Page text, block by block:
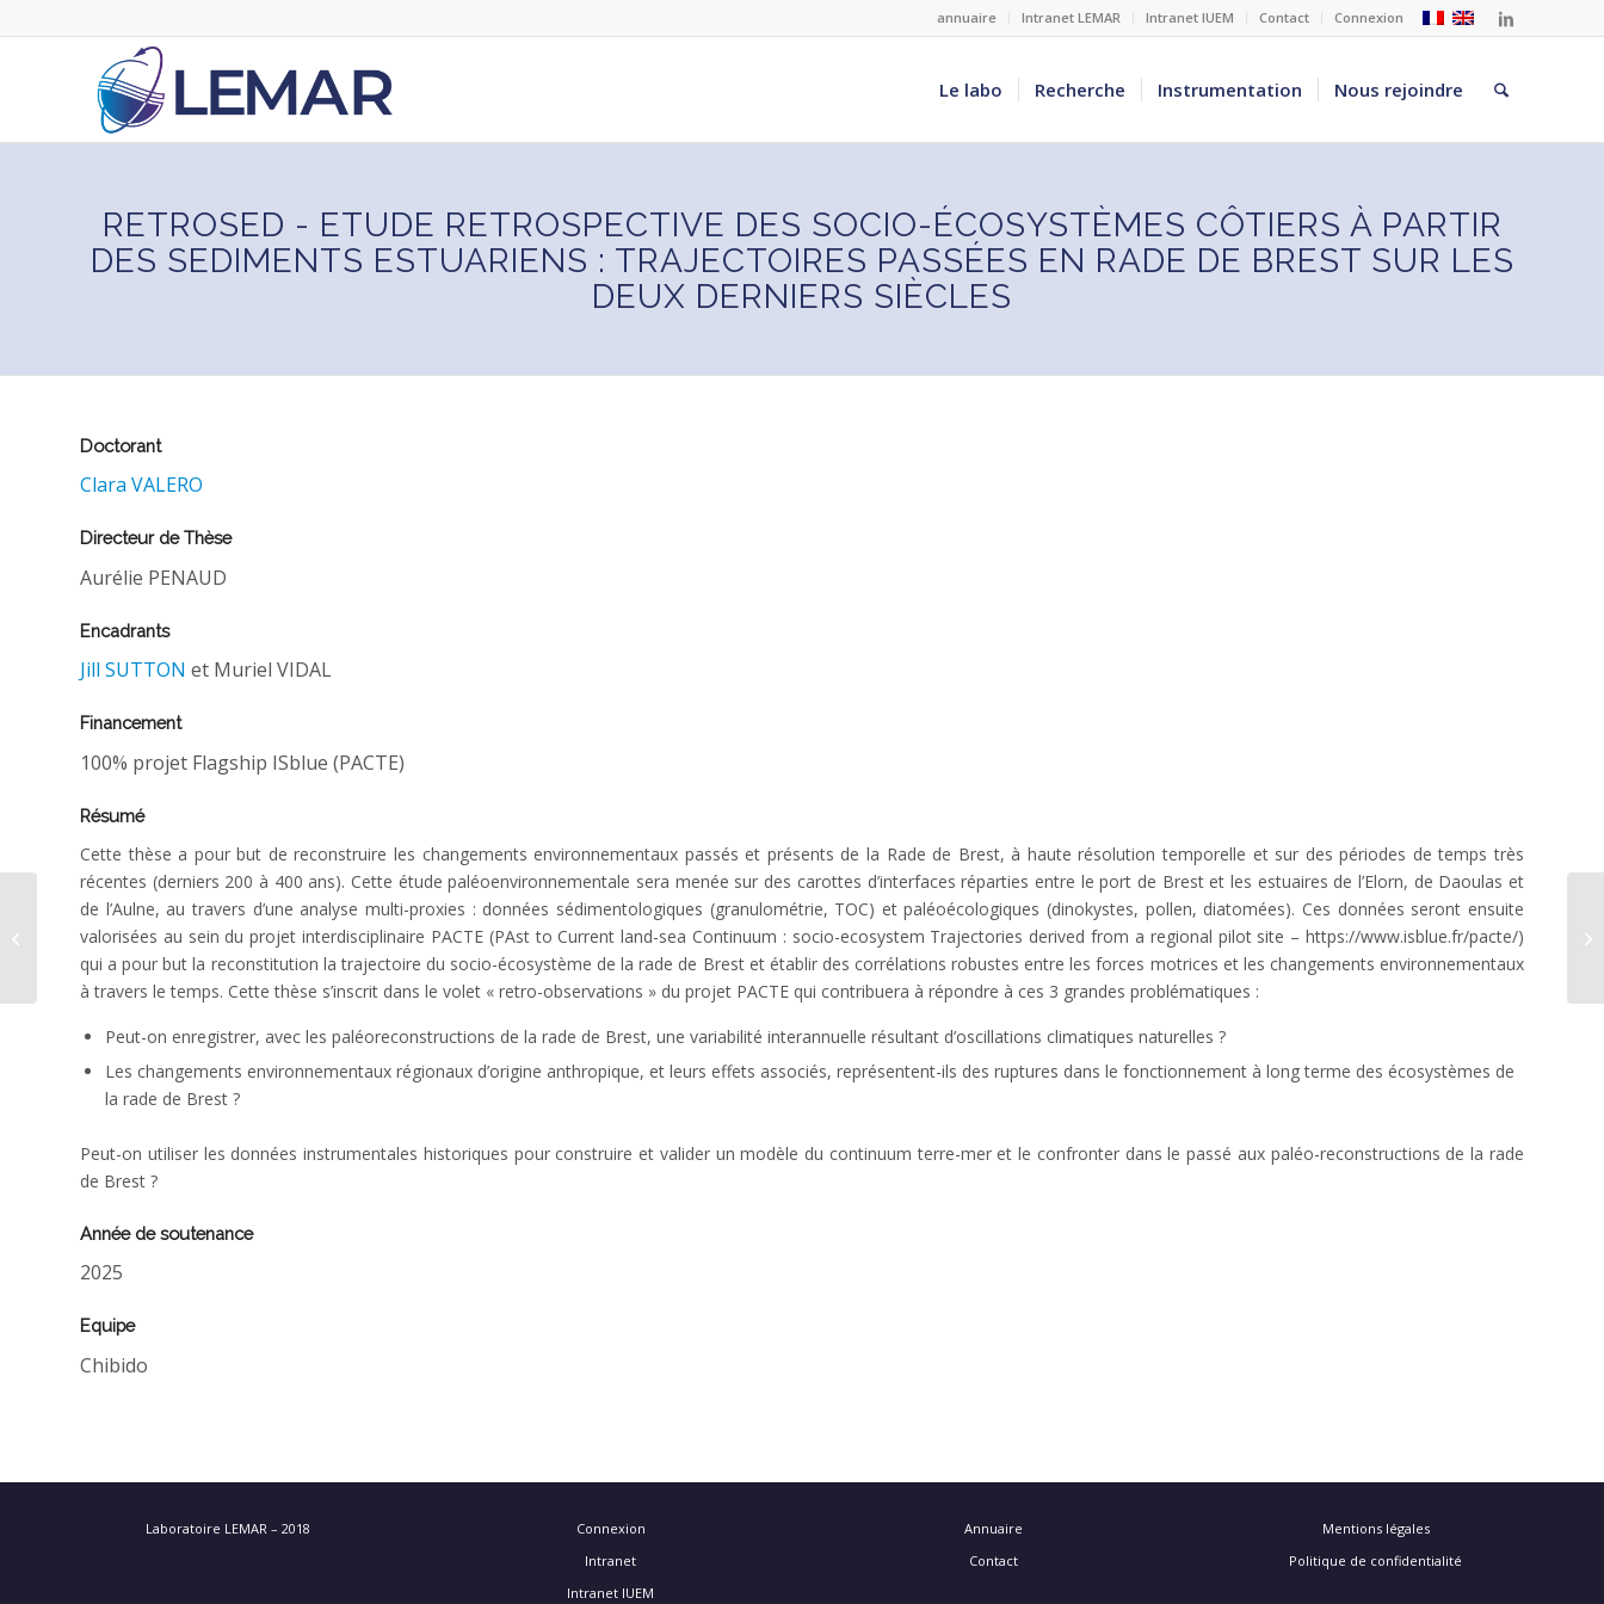
annuaire Intranet LEMAR Intranet IUEM Contact Connexion
Le labo Recherche Instrumentation Nous rejoindre
RETROSED - ETUDE RETROSPECTIVE DES SOCIO-ÉCOSYSTÈMES CÔTIERS À PARTIR
DES SEDIMENTS ESTUARIENS : TRAJECTOIRES PASSÉES EN RADE DE BREST SUR LES
DEUX DERNIERS SIÈCLES
Doctorant
Clara VALERO
Directeur de Thèse
Aurélie PENAUD
Encadrants
Jill SUTTON et Muriel VIDAL
Financement
100% projet Flagship ISblue (PACTE)
Résumé
Cette thèse a pour but de reconstruire les changements environnementaux passés et présents de la Rade de Brest, à haute résolution temporelle et sur des périodes de temps très
récentes (derniers 200 à 400 ans). Cette étude paléoenvironnementale sera menée sur des carottes d’interfaces réparties entre le port de Brest et les estuaires de l’Elorn, de Daoulas et
de l’Aulne, au travers d’une analyse multi-proxies : données sédimentologiques (granulométrie, TOC) et paléoécologiques (dinokystes, pollen, diatomées). Ces données seront ensuite
valorisées au sein du projet interdisciplinaire PACTE (PAst to Current land-sea Continuum : socio-ecosystem Trajectories derived from a regional pilot site – https://www.isblue.fr/pacte/)
qui a pour but la reconstitution la trajectoire du socio-écosystème de la rade de Brest et établir des corrélations robustes entre les forces motrices et les changements environnementaux
à travers le temps. Cette thèse s’inscrit dans le volet « retro-observations » du projet PACTE qui contribuera à répondre à ces 3 grandes problématiques :
Peut-on enregistrer, avec les paléoreconstructions de la rade de Brest, une variabilité interannuelle résultant d’oscillations climatiques naturelles ?
Les changements environnementaux régionaux d’origine anthropique, et leurs effets associés, représentent-ils des ruptures dans le fonctionnement à long terme des écosystèmes de
la rade de Brest ?
Peut-on utiliser les données instrumentales historiques pour construire et valider un modèle du continuum terre-mer et le confronter dans le passé aux paléo-reconstructions de la rade
de Brest ?
Année de soutenance
2025
Equipe
Chibido
Laboratoire LEMAR – 2018
Connexion
Intranet
Intranet IUEM
Annuaire
Contact
Mentions légales
Politique de confidentialité
Alina JAGER thèse